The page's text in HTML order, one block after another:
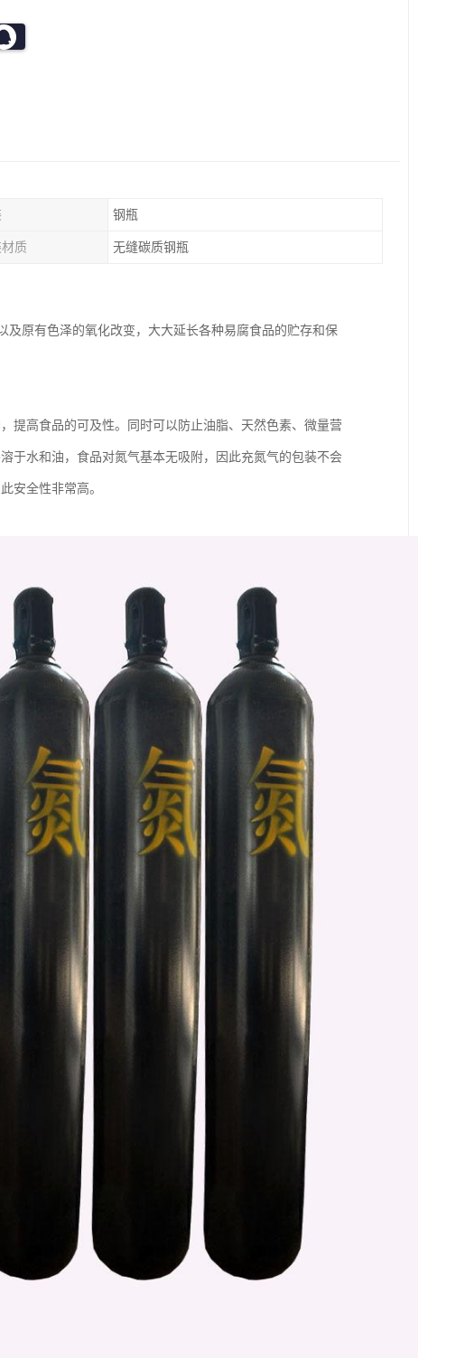
钢瓶
质 无缝碳质钢瓶
原有色泽的氧化改变，大大延长各种易腐食品的贮存和保
提高食品的可及性。同时可以防止油脂、天然色素、微量营
于水和油，食品对氮气基本无吸附，因此充氮气的包装不会
安全性非常高。